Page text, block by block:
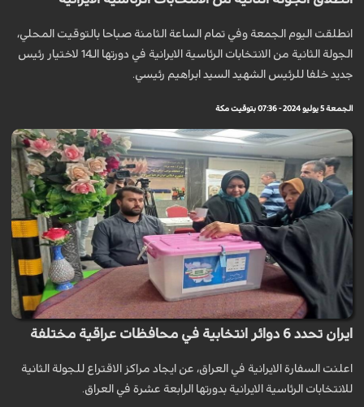
انطلقت اليوم الجمعة وفي تمام الساعة الثامنة صباحا بالتوقيت المحلي،
الجولة الثانية من الانتخابات الرئاسية الايرانية في دورتها الـ14 لاختيار رئيس
جديد خلفا للرئيس الشهيد السيد ابراهيم رئيسي.
الجمعة 5 يوليو 2024 - 07:36 بتوقيت مكة
ايران تحدد 6 دوائر انتخابية في محافظات عراقية مختلفة
اعلنت السفارة الايرانية في العراق، عن ايجاد مراكز الاقتراع للجولة الثانية
للانتخابات الرئاسية الايرانية بدورتها الرابعة عشرة في العراق.